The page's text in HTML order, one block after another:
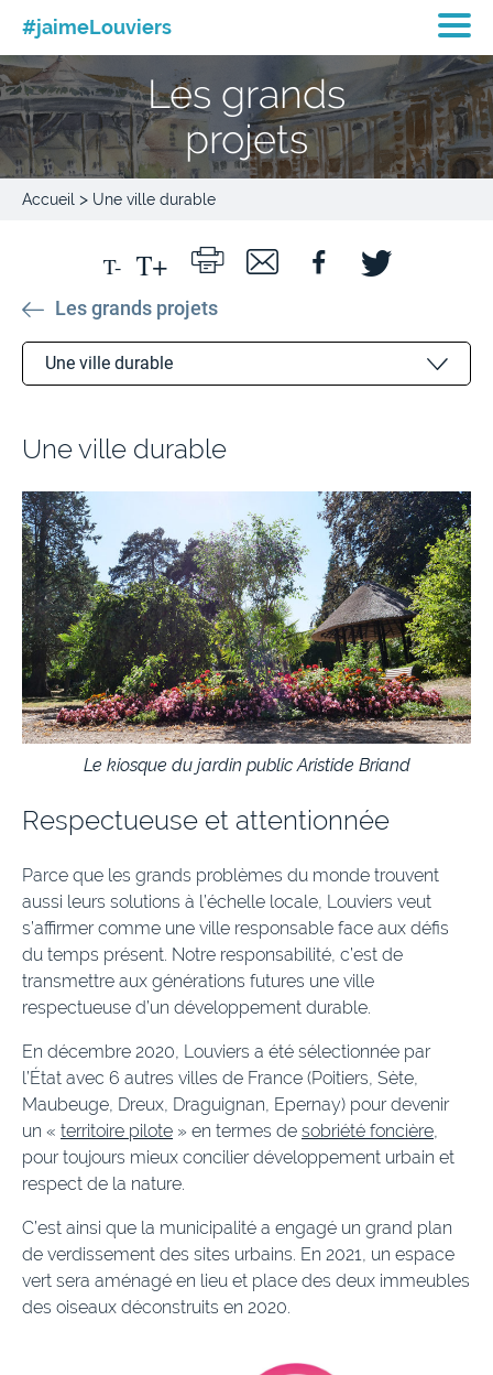
#jaimeLouviers
Les grands
projets
Accueil > Une ville durable
Les grands projets
Une ville durable
Une ville proche de ses habitants
Une ville « inclusive » pour tous !
Une ville attractive
La renaissance du cœur de ville
Le renouvellement urbain
Les nouveaux équipements
Louviers durable
Louviers, ville amie des aînés
Une ville durable
Le kiosque du jardin public Aristide Briand
Respectueuse et attentionnée
Parce que les grands problèmes du monde trouvent
aussi leurs solutions à l’échelle locale, Louviers veut
s’affirmer comme une ville responsable face aux défis
du temps présent. Notre responsabilité, c’est de
transmettre aux générations futures une ville
respectueuse d’un développement durable.
En décembre 2020, Louviers a été sélectionnée par
l’État avec 6 autres villes de France (Poitiers, Sète,
Maubeuge, Dreux, Draguignan, Epernay) pour devenir
un « territoire pilote » en termes de sobriété foncière,
pour toujours mieux concilier développement urbain et
respect de la nature.
C’est ainsi que la municipalité a engagé un grand plan
de verdissement des sites urbains. En 2021, un espace
vert sera aménagé en lieu et place des deux immeubles
des oiseaux déconstruits en 2020.